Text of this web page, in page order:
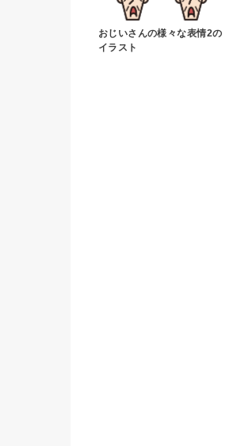
おじいさんの様々な表情2の
イラスト